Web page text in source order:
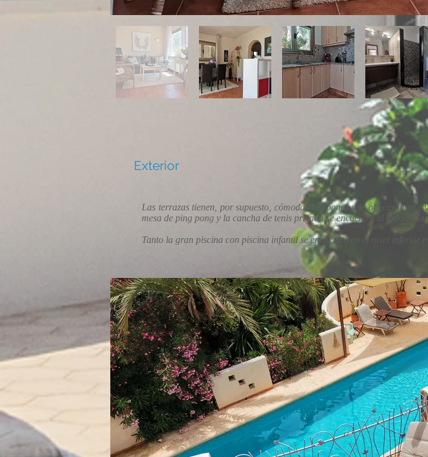
Exterior
Las terrazas tienen, por supuesto, cómodas tumbonas y le ofrecerán
mesa de ping pong y la cancha de tenis privada se encuentra al lado de la
Tanto la gran piscina con piscina infantil se encuentra en el nivel inferior